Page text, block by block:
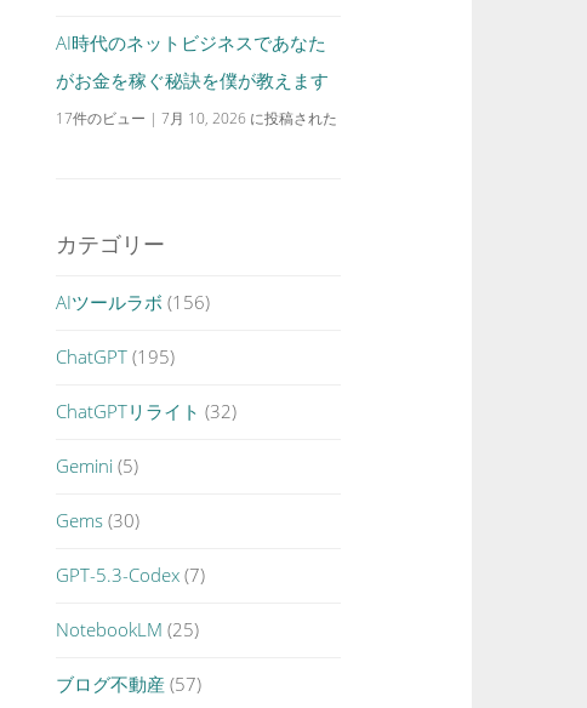
AI時代のネットビジネスであなた
がお金を稼ぐ秘訣を僕が教えます
17件のビュー |7月 10, 2026 に投稿された
カテゴリー
AIツールラボ (156)
ChatGPT (195)
ChatGPTリライト (32)
Gemini (5)
Gems (30)
GPT-5.3-Codex (7)
NotebookLM (25)
ブログ不動産 (57)